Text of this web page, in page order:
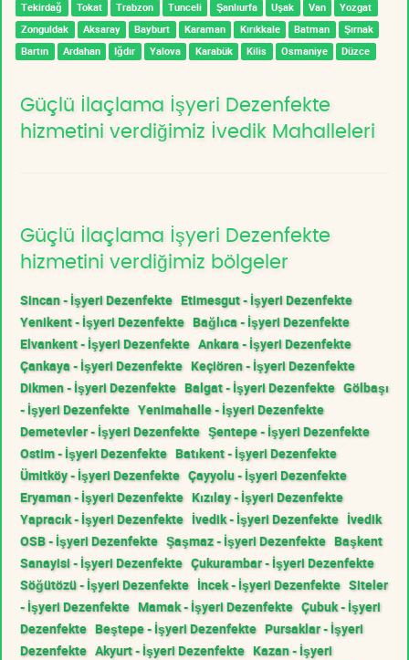
Tekirdağ Tokat Trabzon Tunceli Şanlıurfa Uşak Van
Yozgat
Zonguldak
Aksaray Bayburt Karaman Kırıkkale Batman
Şırnak
Bartın
Ardahan Iğdır Yalova Karabük Kilis Osmaniye Düzce
Güçlü İlaçlama İşyeri Dezenfekte
hizmetini verdiğimiz İvedik Mahalleleri
Güçlü İlaçlama İşyeri Dezenfekte
hizmetini verdiğimiz bölgeler
Sincan - İşyeri Dezenfekte Etimesgut - İşyeri Dezenfekte
Yenikent - İşyeri Dezenfekte Bağlıca - İşyeri Dezenfekte
Elvankent - İşyeri Dezenfekte Ankara - İşyeri Dezenfekte
Çankaya - İşyeri Dezenfekte Keçiören - İşyeri Dezenfekte
Dikmen - İşyeri Dezenfekte Balgat - İşyeri Dezenfekte Gölbaşı
- İşyeri Dezenfekte Yenimahalle - İşyeri Dezenfekte
Demetevler - İşyeri Dezenfekte Şentepe - İşyeri Dezenfekte
Ostim - İşyeri Dezenfekte Batıkent - İşyeri Dezenfekte
Ümitköy - İşyeri Dezenfekte Çayyolu - İşyeri Dezenfekte
Eryaman - İşyeri Dezenfekte Kızılay - İşyeri Dezenfekte
Yapracık - İşyeri Dezenfekte İvedik - İşyeri Dezenfekte İvedik
OSB - İşyeri Dezenfekte Şaşmaz - İşyeri Dezenfekte Başkent
Sanayisi - İşyeri Dezenfekte Çukurambar - İşyeri Dezenfekte
Söğütözü - İşyeri Dezenfekte İncek - İşyeri Dezenfekte Siteler
- İşyeri Dezenfekte Mamak - İşyeri Dezenfekte Çubuk - İşyeri
Dezenfekte Beştepe - İşyeri Dezenfekte Pursaklar - İşyeri
Dezenfekte Akyurt - İşyeri Dezenfekte Kazan - İşyeri